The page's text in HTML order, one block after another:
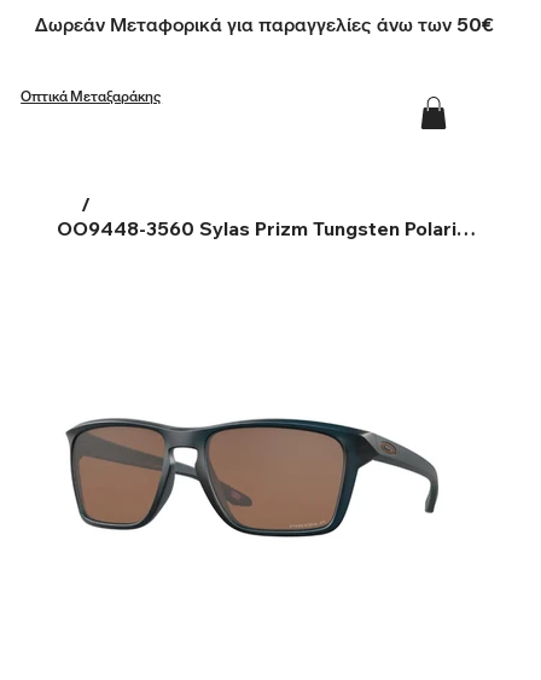
Δωρεάν Μεταφορικά για παραγγελίες άνω των 50€
Οπτικά Μεταξαράκης
/
OO9448-3560 Sylas Prizm Tungsten Polarized